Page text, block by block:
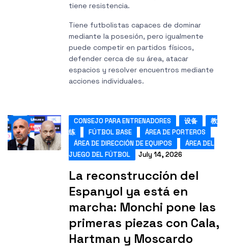
tiene resistencia.
Tiene futbolistas capaces de dominar
mediante la posesión, pero igualmente
puede competir en partidos físicos,
defender cerca de su área, atacar
espacios y resolver encuentros mediante
acciones individuales.
CONSEJO PARA ENTRENADORES 设备
教
练
FÚTBOL BASE
ÁREA DE PORTEROS
ÁREA DE DIRECCIÓN DE EQUIPOS
ÁREA DEL
JUEGO DEL FÚTBOL
July 14, 2026
La reconstrucción del
Espanyol ya está en
marcha: Monchi pone las
primeras piezas con Cala,
Hartman y Moscardo